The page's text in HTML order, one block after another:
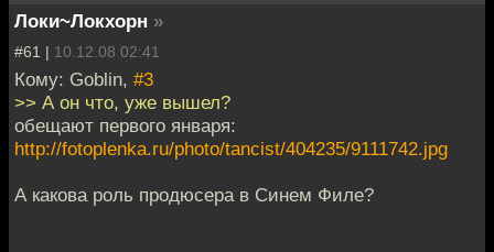
Локи~Локхорн »
#61 | 10.12.08 02:41
Кому: Goblin, #3
>> А он что, уже вышел?
обещают первого января:
http://fotoplenka.ru/photo/tancist/404235/9111742.jpg
А какова роль продюсера в Синем Филе?